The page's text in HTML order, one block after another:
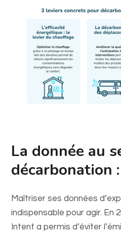
La donnée au
décarbonation
Maîtriser ses données
indispensable pour agir. En
Intent a permis d’éviter